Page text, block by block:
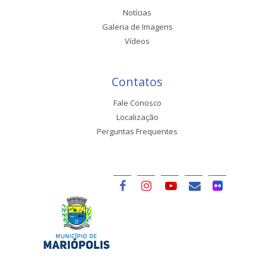
Notícias
Galeria de Imagens
Vídeos
Contatos
Fale Conosco
Localização
Perguntas Frequentes